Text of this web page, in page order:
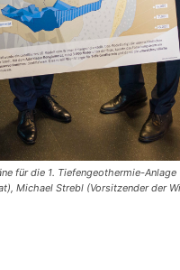
für die 1. Tiefengeothermie-Anlage
Michael Strebl (Vorsitzender der